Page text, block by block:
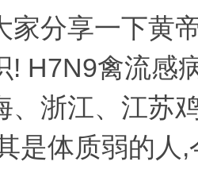
家分享一下黄
! H7N9禽流感
、浙江、江苏
是体质弱的人